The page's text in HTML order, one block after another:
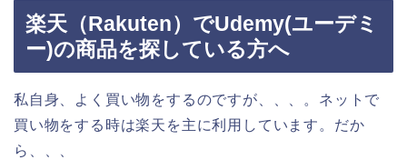
楽天（Rakuten）でUdemy(ユーデミ
ー)の商品を探している方へ
私自身、よく買い物をするのですが、、、。ネットで
買い物をする時は楽天を主に利用しています。だか
ら、、、